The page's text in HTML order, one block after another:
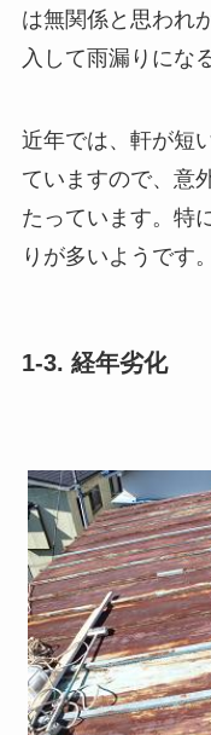
は無関係と思われ
入して雨漏りにな
近年では、軒が短
ていますので、意
たっています。特
りが多いようです。
1-3. 経年劣化